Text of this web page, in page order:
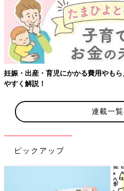
り
【ワクチン接種できるものも
連載一
ピックアップ